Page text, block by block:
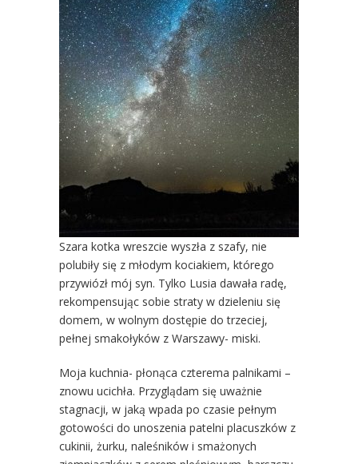
Szara kotka wreszcie wyszła z szafy, nie
polubiły się z młodym kociakiem, którego
przywiózł mój syn. Tylko Lusia dawała radę,
rekompensując sobie straty w dzieleniu się
domem, w wolnym dostępie do trzeciej,
pełnej smakołyków z Warszawy- miski.
Moja kuchnia- płonąca czterema palnikami –
znowu ucichła. Przyglądam się uważnie
stagnacji, w jaką wpada po czasie pełnym
gotowości do unoszenia patelni placuszków z
cukinii, żurku, naleśników i smażonych